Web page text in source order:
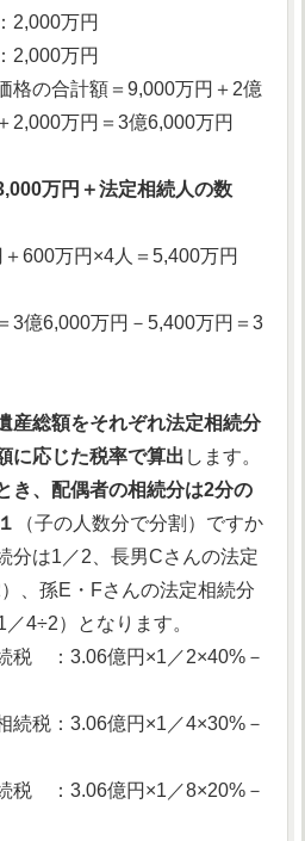
2,000万円
2,000万円
格の合計額＝9,000万円＋2億
2,000万円＝3億6,000万円
万円＋法定相続人の数
＋600万円×4人＝5,400万円
3億6,000万円－5,400万円＝3
産総額をそれぞれ法定相続分
に応じた税率で算出 します。
き、配偶者の相続分は2分の
（子の人数分で分割）ですか
分は1／2、長男Cさんの法定
、孫E・Fさんの法定相続分
4÷2）となります。
税 ：3.06億円×1／2×40%－
続税：3.06億円×1／4×30%－
税 ：3.06億円×1／8×20%－